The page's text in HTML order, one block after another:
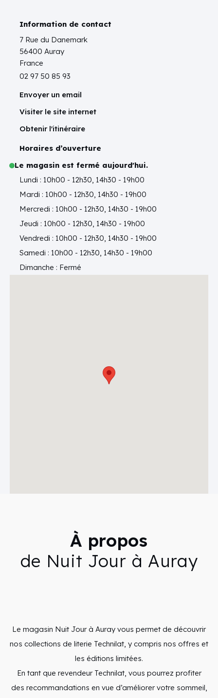
Information de contact
7 Rue du Danemark
56400 Auray
France
02 97 50 85 93
Envoyer un email
Visiter le site internet
Obtenir l'itinéraire
Horaires d’ouverture
Le magasin est fermé aujourd'hui.
Lundi : 10h00 - 12h30, 14h30 - 19h00
Mardi : 10h00 - 12h30, 14h30 - 19h00
Mercredi : 10h00 - 12h30, 14h30 - 19h00
Jeudi : 10h00 - 12h30, 14h30 - 19h00
Vendredi : 10h00 - 12h30, 14h30 - 19h00
Samedi : 10h00 - 12h30, 14h30 - 19h00
Dimanche : Fermé
À propos
de Nuit Jour à Auray
Le magasin Nuit Jour à Auray vous permet de découvrir
nos collections de literie Technilat, y compris nos offres et
les éditions limitées.
En tant que revendeur Technilat, vous pourrez profiter
des recommandations en vue d’améliorer votre sommeil,